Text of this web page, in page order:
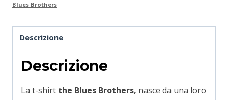
Blues Brothers
Descrizione
Descrizione
La t-shirt the Blues Brothers, nasce da una loro